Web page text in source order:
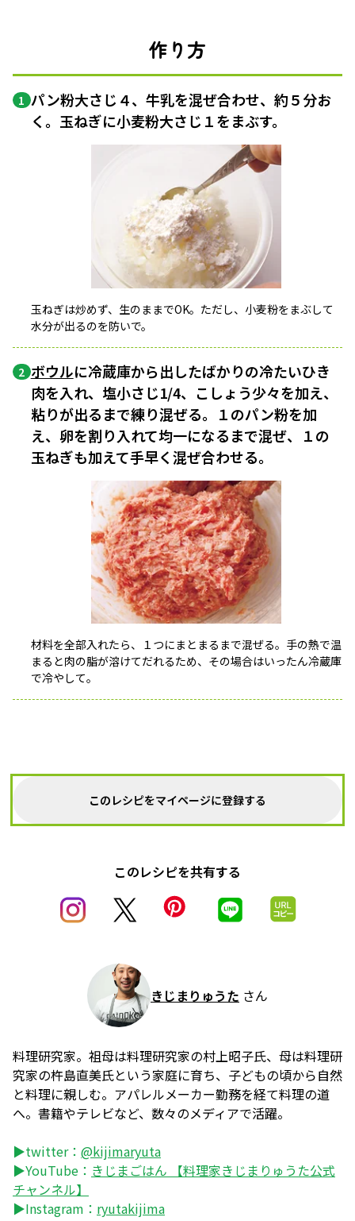
作り方
1 パン粉大さじ４、牛乳を混ぜ合わせ、約５分お
く。玉ねぎに小麦粉大さじ１をまぶす。
玉ねぎは炒めず、生のままでOK。ただし、小麦粉をまぶして
水分が出るのを防いで。
2 ボウルに冷蔵庫から出したばかりの冷たいひき
肉を入れ、塩小さじ1/4、こしょう少々を加え、
粘りが出るまで練り混ぜる。１のパン粉を加
え、卵を割り入れて均一になるまで混ぜ、１の
玉ねぎも加えて手早く混ぜ合わせる。
材料を全部入れたら、１つにまとまるまで混ぜる。手の熱で温
まると肉の脂が溶けてだれるため、その場合はいったん冷蔵庫
で冷やして。
このレシピをマイページに登録する
このレシピを共有する
きじまりゅうた さん
料理研究家。祖母は料理研究家の村上昭子氏、母は料理研
究家の杵島直美氏という家庭に育ち、子どもの頃から自然
と料理に親しむ。アパレルメーカー勤務を経て料理の道
へ。書籍やテレビなど、数々のメディアで活躍。
▶twitter： @kijimaryuta
▶YouTube： きじまごはん 【料理家きじまりゅうた公式
チャンネル】
▶Instagram： ryutakijima